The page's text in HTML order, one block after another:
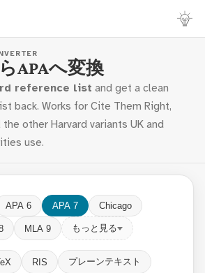
APAへ変換
reference list and get a clean
back. Works for Cite Them Right,
the other Harvard variants UK and
use.
APA 6 APA 7 Chicago
MLA 9 もっと見る
RIS プレーンテキスト